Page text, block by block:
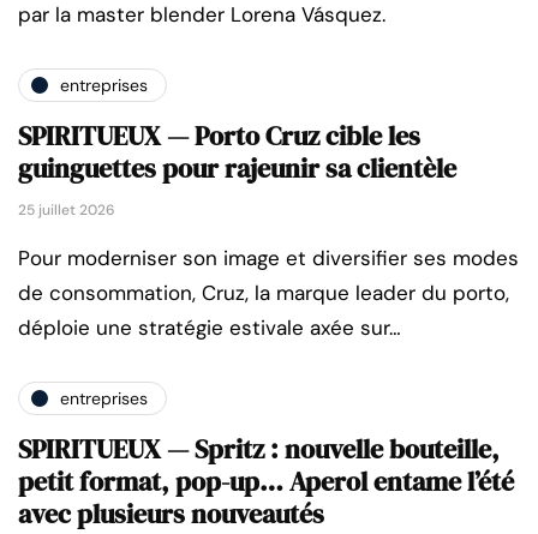
par la master blender Lorena Vásquez.
entreprises
SPIRITUEUX — Porto Cruz cible les
guinguettes pour rajeunir sa clientèle
25 juillet 2026
Pour moderniser son image et diversifier ses modes
de consommation, Cruz, la marque leader du porto,
déploie une stratégie estivale axée sur…
entreprises
SPIRITUEUX — Spritz : nouvelle bouteille,
petit format, pop-up… Aperol entame l’été
avec plusieurs nouveautés